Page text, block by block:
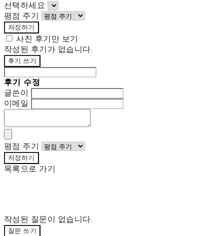
선택하세요
평점 주기
저장하기
사진 후기만 보기
작성된 후기가 없습니다.
후기 쓰기
후기 수정
글쓴이
이메일
평점 주기
저장하기
목록으로 가기
작성된 질문이 없습니다.
질문 쓰기